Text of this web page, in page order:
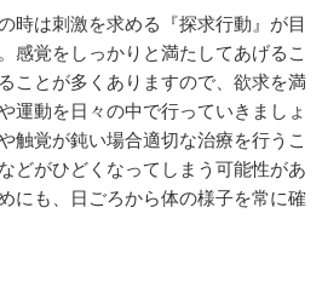
時は刺激を求める『探求行動』が目
感覚をしっかりと満たしてあげるこ
ことが多くありますので、欲求を満
運動を日々の中で行っていきましょ
触覚が鈍い場合適切な治療を行うこ
どがひどくなってしまう可能性があ
にも、日ごろから体の様子を常に確